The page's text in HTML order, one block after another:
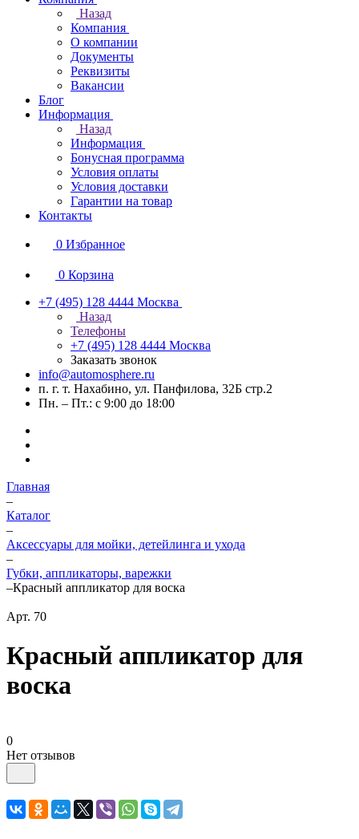
Назад
Компания
О компании
Документы
Реквизиты
Вакансии
Блог
Информация
Назад
Информация
Бонусная программа
Условия оплаты
Условия доставки
Гарантии на товар
Контакты
0 Избранное
0 Корзина
+7 (495) 128 4444 Москва
Назад
Телефоны
+7 (495) 128 4444 Москва
Заказать звонок
info@automosphere.ru
п. г. т. Нахабино, ул. Панфилова, 32Б стр.2
Пн. – Пт.: с 9:00 до 18:00
Главная
–
Каталог
–
Аксессуары для мойки, детейлинга и ухода
–
Губки, аппликаторы, варежки
–Красный аппликатор для воска
Арт. 70
Красный аппликатор для
воска
0
Нет отзывов